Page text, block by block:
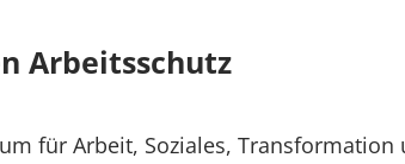
Arbeitsschutz
für Arbeit, Soziales, Transformation